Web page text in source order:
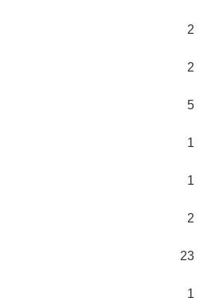
2
2
5
1
1
2
23
1